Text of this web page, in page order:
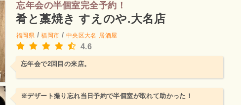
忘年会の半個室完全予約！
肴と藁焼き すえのや.大名店
福岡県 /福岡市 / 中央区大名 居酒屋
4.6
忘年会で2回目の来店。
※デザート撮り忘れ当日予約で半個室が取れて助かった！